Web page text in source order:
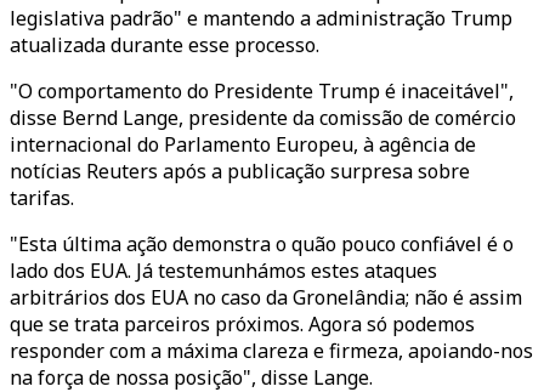
legislativa padrão" e mantendo a administração Trump
atualizada durante esse processo.
"O comportamento do Presidente Trump é inaceitável",
disse Bernd Lange, presidente da comissão de comércio
internacional do Parlamento Europeu, à agência de
notícias Reuters após a publicação surpresa sobre
tarifas.
"Esta última ação demonstra o quão pouco confiável é o
lado dos EUA. Já testemunhámos estes ataques
arbitrários dos EUA no caso da Gronelândia; não é assim
que se trata parceiros próximos. Agora só podemos
responder com a máxima clareza e firmeza, apoiando-nos
na força de nossa posição", disse Lange.